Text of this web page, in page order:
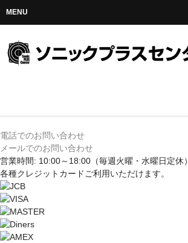
MENU
ホーム
メルセデス
BMW
MINI
アウディ
電話でのお問い合わせ
メールでのお問い合わせ
営業時間: 10:00～18:00 （毎週火曜・水曜日定休）
各種クレジットカードご利用いただけます。